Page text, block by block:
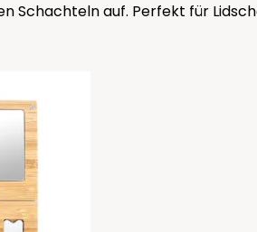
Schachteln auf. Perfekt für